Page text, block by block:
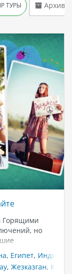
Горящими
но
На нашем
туры по
, Египет, Индия
, Жезказган,
ТУРЫ Архив